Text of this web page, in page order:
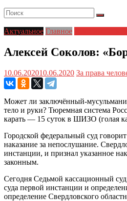
Актуальное Главное
Алексей Соколов:
10.06.202010.06.2020 За права
Может ли заключённый-
тело и руки? Тюремная система
карать — 15 суток в ШИЗО (голая
Городской федеральный суд
наказание за непослушание.
инстанции, и признал указанное
законным.
Сегодня Седьмой кассационный
суда первой инстанции и
определение Свердловского